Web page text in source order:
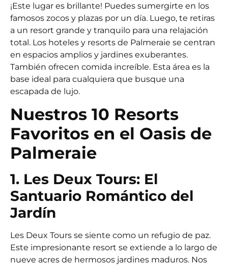
¡Este lugar es brillante! Puedes sumergirte en los
famosos zocos y plazas por un día. Luego, te retiras
a un resort grande y tranquilo para una relajación
total. Los hoteles y resorts de Palmeraie se centran
en espacios amplios y jardines exuberantes.
También ofrecen comida increíble. Esta área es la
base ideal para cualquiera que busque una
escapada de lujo.
Nuestros 10 Resorts
Favoritos en el Oasis de
Palmeraie
1. Les Deux Tours: El
Santuario Romántico del
Jardín
Les Deux Tours se siente como un refugio de paz.
Este impresionante resort se extiende a lo largo de
nueve acres de hermosos jardines maduros. Nos